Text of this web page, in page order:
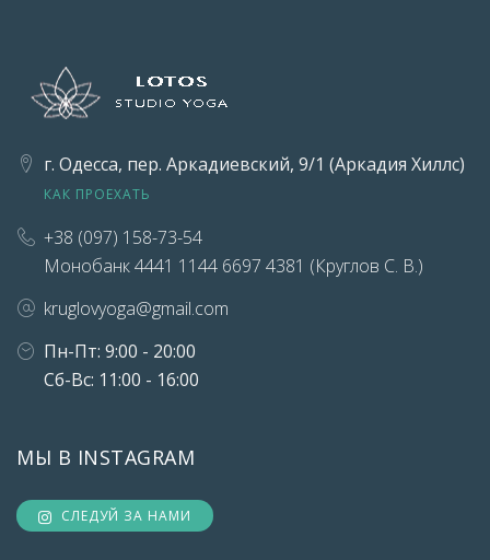
г. Одесса, пер. Аркадиевский, 9/1 (Аркадия Хиллс)
КАК ПРОЕХАТЬ
+38 (097) 158-73-54
Монобанк 4441 1144 6697 4381 (Круглов С. В.)
kruglovyoga@gmail.com
Пн-Пт: 9:00 - 20:00
Сб-Вс: 11:00 - 16:00
МЫ В INSTAGRAM
СЛЕДУЙ ЗА НАМИ